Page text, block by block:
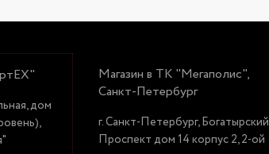
дом
Магазин в ТК "Мегаполис",
Санкт-Петербург
г. Санкт-Петербург, Богатырский
Проспект дом 14 корпус 2, 2-ой